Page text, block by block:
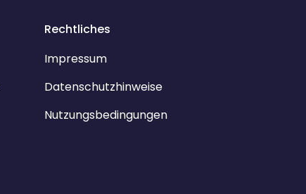
Rechtliches
Impressum
Datenschutzhinweise
Nutzungsbedingungen